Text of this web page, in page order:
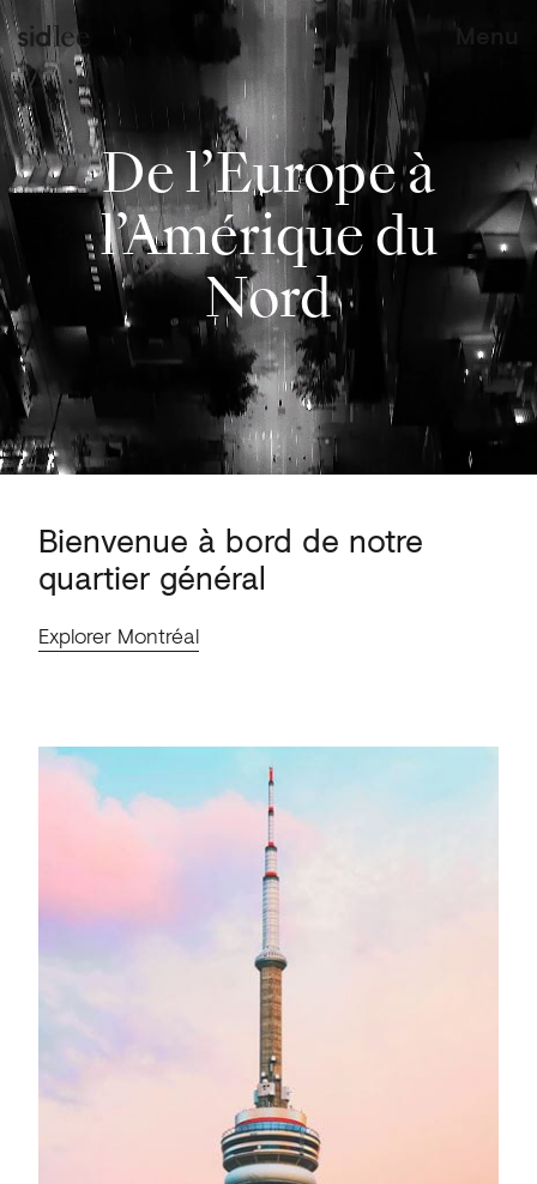
De l’Europe à
l’Amérique du
Nord
Bienvenue à bord de notre
quartier général
Explorer Montréal